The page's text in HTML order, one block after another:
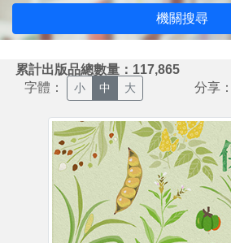
機關搜尋
累計出版品總數量：117,865
字體： 小 中 大 分享：